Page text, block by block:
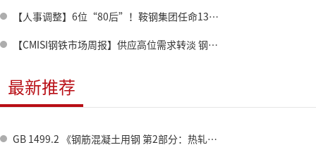
【人事调整】6位“80后”！鞍钢集团任命13名领导人员！
【CMISI钢铁市场周报】供应高位需求转淡 钢材价格窄幅波动
最新推荐
GB 1499.2 《钢筋混凝土用钢 第2部分：热轧带肋钢筋》标准修订情况